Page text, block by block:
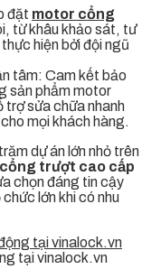
đặt motor cổng
từ khâu khảo sát, tư
hiện bởi đội ngũ
tâm: Cam kết bảo
sản phẩm motor
sửa chữa nhanh
mọi khách hàng.
dự án lớn nhỏ trên
trượt cao cấp
chọn đáng tin cậy
lớn khi có nhu
tại vinalock.vn